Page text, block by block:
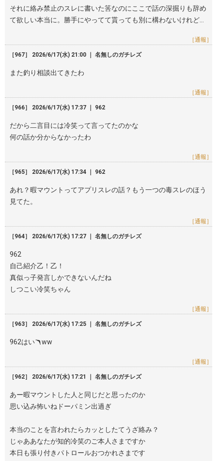
それに絡み禁止のスレに書いた筈なのにここで話の深掘りも辞め
て欲しい本当に。勝手にやってて貰っても別に構わないけれど…
［通報］
［967］ 2026/6/17(水) 21:00 ｜ 名無しのガチレズ
また釣り相談出てきたわ
［通報］
［966］ 2026/6/17(水) 17:37 ｜ 962
だから二言目には冷笑って言ってたのかな
何の話か分からなかったわ
［通報］
［965］ 2026/6/17(水) 17:34 ｜ 962
あれ？暇マウントってアプリスレの話？もう一つの毒スレのほう
見てた。
［通報］
［964］ 2026/6/17(水) 17:27 ｜ 名無しのガチレズ
962
自己紹介乙！乙！
真似っ子発言しかできないんだね
しつこい冷笑ちゃん
［通報］
［963］ 2026/6/17(水) 17:25 ｜ 名無しのガチレズ
962はい🪃ww
［通報］
［962］ 2026/6/17(水) 17:21 ｜ 名無しのガチレズ
あー暇マウントした人と同じだと思ったのか
思い込み怖いねドーパミン出過ぎ
本当のことを言われたらカッとしたてうざ絡み？
じゃああなたが知的冷笑のご本人さまですか
本日も張り付きパトロールおつかれさまです